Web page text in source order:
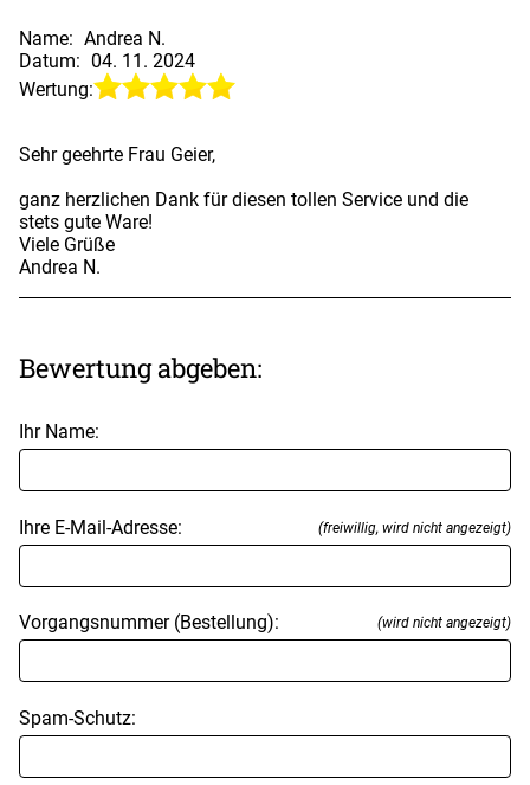
Name: Andrea N.
Datum: 04. 11. 2024
Wertung:
Sehr geehrte Frau Geier,
ganz herzlichen Dank für diesen tollen Service und die
stets gute Ware!
Viele Grüße
Andrea N.
Bewertung abgeben:
Ihr Name:
Ihre E-Mail-Adresse: (freiwillig, wird nicht angezeigt)
Vorgangsnummer (Bestellung): (wird nicht angezeigt)
Spam-Schutz: